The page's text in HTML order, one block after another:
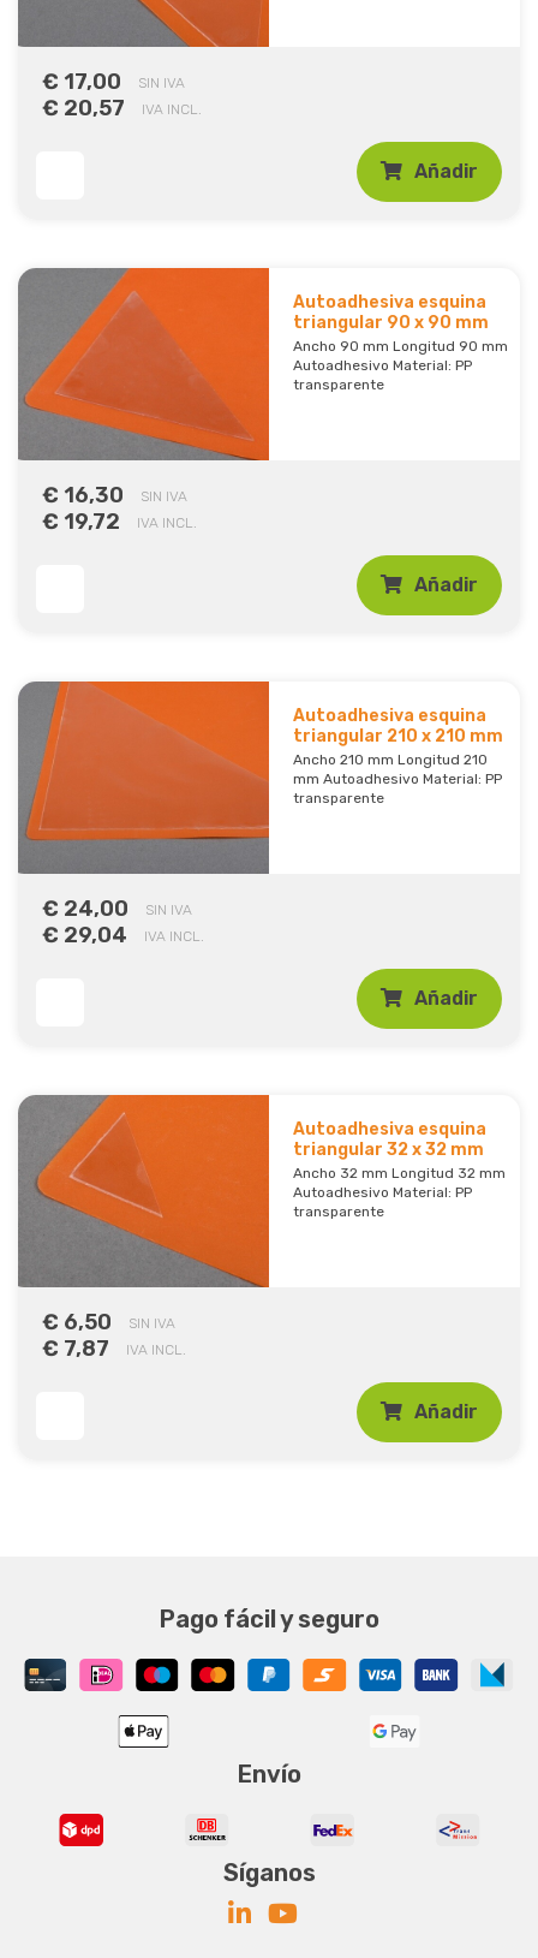
€ 17,00 SIN IVA
€ 20,57 IVA INCL.
Añadir
Autoadhesiva esquina
triangular 90 x 90 mm
Ancho 90 mm Longitud 90 mm
Autoadhesivo Material: PP
transparente
€ 16,30 SIN IVA
€ 19,72 IVA INCL.
Añadir
Autoadhesiva esquina
triangular 210 x 210 mm
Ancho 210 mm Longitud 210
mm Autoadhesivo Material: PP
transparente
€ 24,00 SIN IVA
€ 29,04 IVA INCL.
Añadir
Autoadhesiva esquina
triangular 32 x 32 mm
Ancho 32 mm Longitud 32 mm
Autoadhesivo Material: PP
transparente
€ 6,50 SIN IVA
€ 7,87 IVA INCL.
Añadir
Pago fácil y seguro
Envío
Síganos